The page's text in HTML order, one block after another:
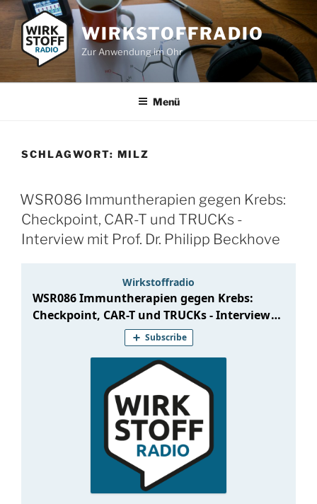
Zum
Inhalt
springen
WIRKSTOFFRADIO
Zur Anwendung im Ohr
Menü
SCHLAGWORT: MILZ
WSR086 Immuntherapien gegen Krebs:
Checkpoint, CAR-T und TRUCKs -
Interview mit Prof. Dr. Philipp Beckhove